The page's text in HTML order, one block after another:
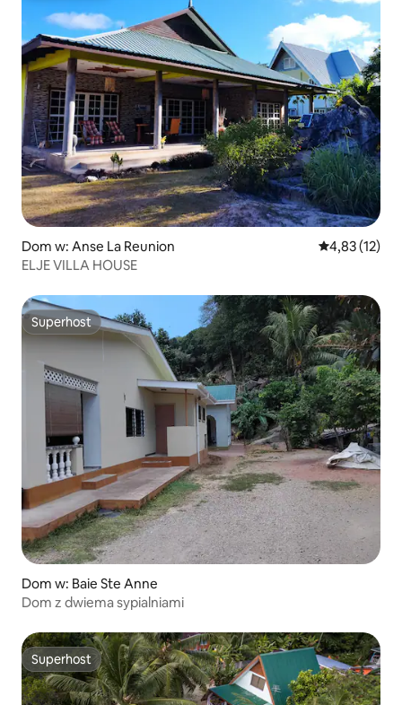
Dom w: Anse La Reunion Średnia
4,83 (12)
ELJE VILLA HOUSE
Superhost
Superhost
Dom w: Baie Ste Anne
Dom z dwiema sypialniami
Superhost
Superhost